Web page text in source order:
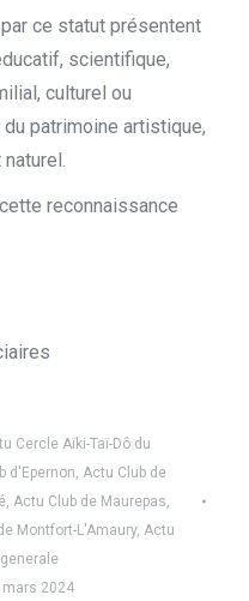
ce statut présentent
scientifique,
culturel ou
patrimoine artistique,
reconnaissance
Cercle Aïki-Taï-Dô du
d'Epernon, Actu Club de
, Actu Club de Maurepas,
Montfort-L'Amaury, Actu
mars 2024